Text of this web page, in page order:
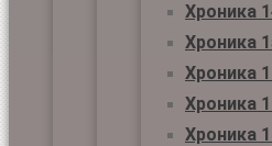
Хроника
Хроника
Хроника
Хроника
Хроника